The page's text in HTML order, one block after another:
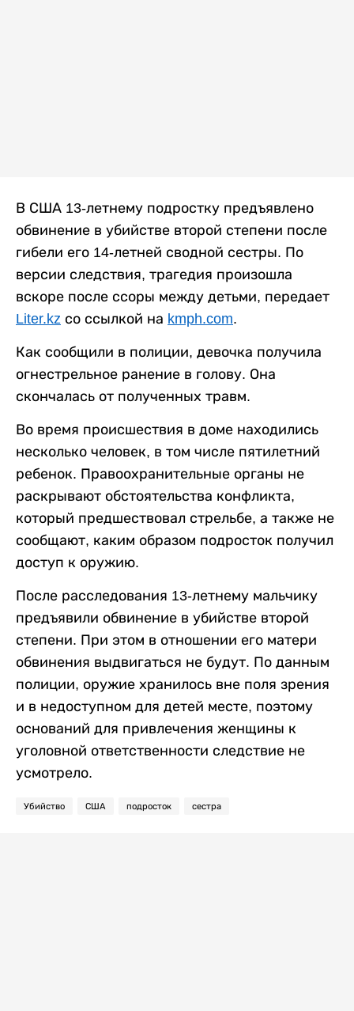
В США 13-летнему подростку предъявлено
обвинение в убийстве второй степени после
гибели его 14-летней сводной сестры. По
версии следствия, трагедия произошла
вскоре после ссоры между детьми, передает
Liter.kz со ссылкой на kmph.com.
Как сообщили в полиции, девочка получила
огнестрельное ранение в голову. Она
скончалась от полученных травм.
Во время происшествия в доме находились
несколько человек, в том числе пятилетний
ребенок. Правоохранительные органы не
раскрывают обстоятельства конфликта,
который предшествовал стрельбе, а также не
сообщают, каким образом подросток получил
доступ к оружию.
После расследования 13-летнему мальчику
предъявили обвинение в убийстве второй
степени. При этом в отношении его матери
обвинения выдвигаться не будут. По данным
полиции, оружие хранилось вне поля зрения
и в недоступном для детей месте, поэтому
оснований для привлечения женщины к
уголовной ответственности следствие не
усмотрело.
Убийство США подросток сестра